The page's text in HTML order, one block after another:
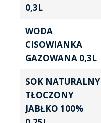
0,3L
WODA
CISOWIANKA
GAZOWANA 0,3L
SOK NATURALNY
TŁOCZONY
JABŁKO 100%